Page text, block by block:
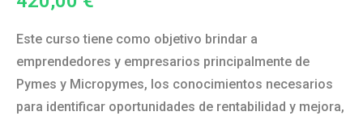
Este curso tiene como objetivo brindar a
emprendedores y empresarios principalmente de
Pymes y Micropymes, los conocimientos necesarios
para identificar oportunidades de rentabilidad y mejora,